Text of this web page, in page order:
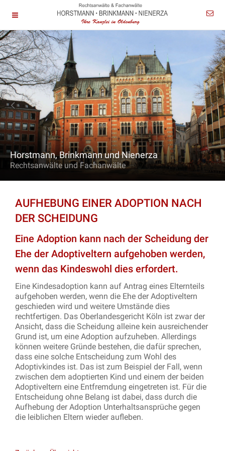
Horstmann, Brinkmann und Nienerza
Rechtsanwälte und Fachanwälte
AUFHEBUNG EINER ADOPTION NACH
DER SCHEIDUNG
Eine Adoption kann nach der Scheidung der
Ehe der Adoptiveltern aufgehoben werden,
wenn das Kindeswohl dies erfordert.
Eine Kindesadoption kann auf Antrag eines Elternteils
aufgehoben werden, wenn die Ehe der Adoptiveltern
geschieden wird und weitere Umstände dies
rechtfertigen. Das Oberlandesgericht Köln ist zwar der
Ansicht, dass die Scheidung alleine kein ausreichender
Grund ist, um eine Adoption aufzuheben. Allerdings
können weitere Gründe bestehen, die dafür sprechen,
dass eine solche Entscheidung zum Wohl des
Adoptivkindes ist. Das ist zum Beispiel der Fall, wenn
zwischen dem adoptierten Kind und einem der beiden
Adoptiveltern eine Entfremdung eingetreten ist. Für die
Entscheidung ohne Belang ist dabei, dass durch die
Aufhebung der Adoption Unterhaltsansprüche gegen
die leiblichen Eltern wieder aufleben.